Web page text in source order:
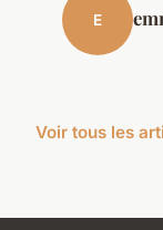
E
Voir tous les